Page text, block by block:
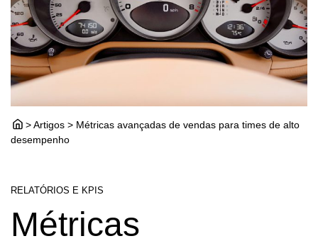
> Artigos > Métricas avançadas de vendas para times de alto
desempenho
RELATÓRIOS E KPIS
Métricas